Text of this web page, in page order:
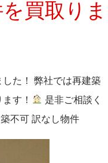
買取りま
た！ 弊社では再建築
す！
是非ご相談く
不可 訳なし物件